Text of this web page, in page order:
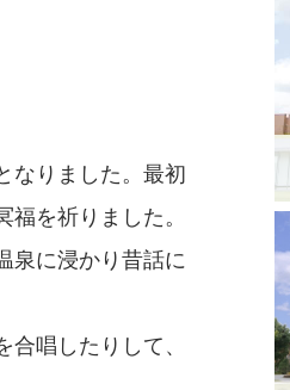
なりました。最初
を祈りました。
泉に浸かり昔話に
唱したりして、